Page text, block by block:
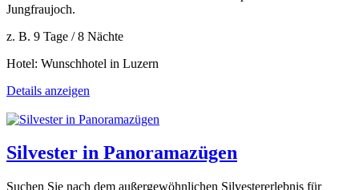
Jungfraujoch.
z. B. 9 Tage / 8 Nächte
Hotel: Wunschhotel in Luzern
Details anzeigen
Silvester in Panoramazügen
Suchen Sie nach dem außergewöhnlichen Silvestererlebnis für